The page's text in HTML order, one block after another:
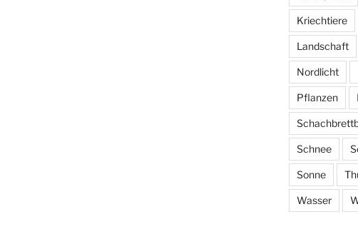
Kriechtiere
Landschaft
Nordlicht
Pflanzen
Schnee
Sonne
Wasser